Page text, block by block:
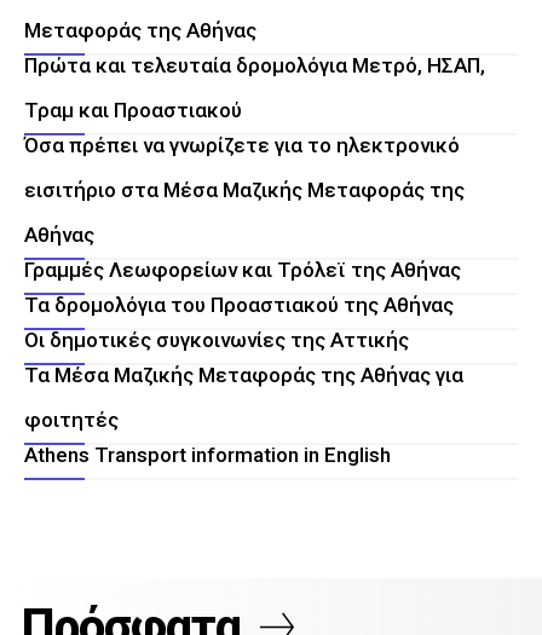
Μεταφοράς της Αθήνας
Πρώτα και τελευταία δρομολόγια Μετρό, ΗΣΑΠ,
Τραμ και Προαστιακού
Όσα πρέπει να γνωρίζετε για το ηλεκτρονικό
εισιτήριο στα Μέσα Μαζικής Μεταφοράς της
Αθήνας
Γραμμές Λεωφορείων και Τρόλεϊ της Αθήνας
Τα δρομολόγια του Προαστιακού της Αθήνας
Οι δημοτικές συγκοινωνίες της Αττικής
Τα Μέσα Μαζικής Μεταφοράς της Αθήνας για
φοιτητές
Athens Transport information in English